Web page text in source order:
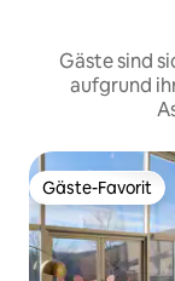
Gäste sind
aufgrund
Gäste-Favorit
Gäste-Favorit